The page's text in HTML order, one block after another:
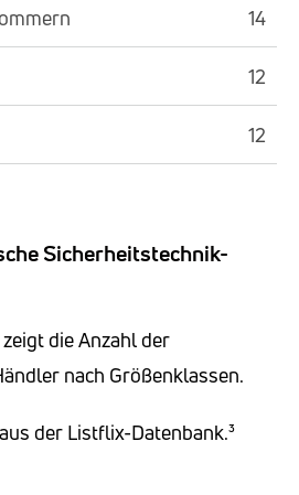
14
12
12
Sicherheitstechnik-
die Anzahl der
nach Größenklassen.
der Listflix-Datenbank.³